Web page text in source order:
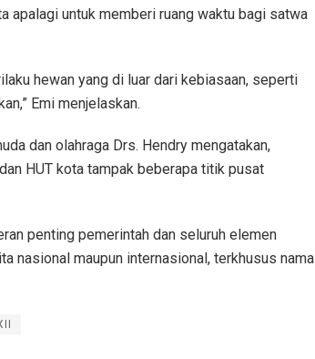
apalagi untuk memberi ruang waktu bagi satwa
hewan yang di luar dari kebiasaan, seperti
Emi menjelaskan.
dan olahraga Drs. Hendry mengatakan,
HUT kota tampak beberapa titik pusat
penting pemerintah dan seluruh elemen
nasional maupun internasional, terkhusus nama